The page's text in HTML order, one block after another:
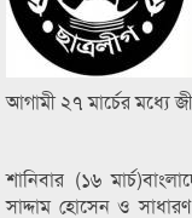
আগামী ২৭ মার্চের মধ্যে
শানিবার (১৬
সাদ্দাম হোসেন ও